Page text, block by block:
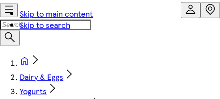
Skip to main content
Skip to search
Dairy & Eggs
Yogurts